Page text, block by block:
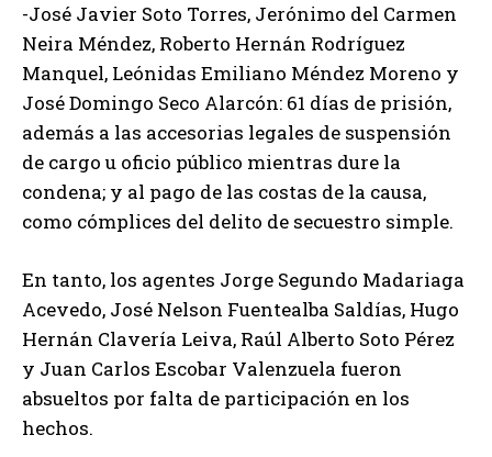
-José Javier Soto Torres, Jerónimo del Carmen
Neira Méndez, Roberto Hernán Rodríguez
Manquel, Leónidas Emiliano Méndez Moreno y
José Domingo Seco Alarcón: 61 días de prisión,
además a las accesorias legales de suspensión
de cargo u oficio público mientras dure la
condena; y al pago de las costas de la causa,
como cómplices del delito de secuestro simple.
En tanto, los agentes Jorge Segundo Madariaga
Acevedo, José Nelson Fuentealba Saldías, Hugo
Hernán Clavería Leiva, Raúl Alberto Soto Pérez
y Juan Carlos Escobar Valenzuela fueron
absueltos por falta de participación en los
hechos.